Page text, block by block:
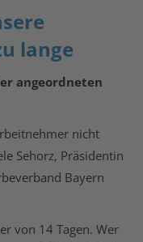
lange
angeordneten
nicht
Sehorz, Präsidentin
Bayern
von 14 Tagen. Wer